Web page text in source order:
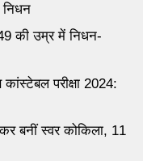
की उम्र में निधन-
परीक्षा 2024:
बनीं स्वर कोकिला, 11